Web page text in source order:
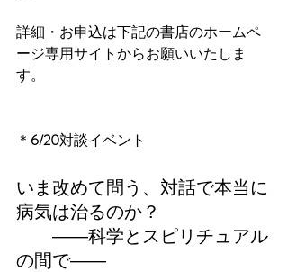
詳細・お申込は下記の書店のホームペ
ージ専用サイトからお願いいたしま
す。
＊ 6/20対談イベント
いま改めて問う、対話で本当に
病気は治るのか？
――科学とスピリチュアル
の間で――